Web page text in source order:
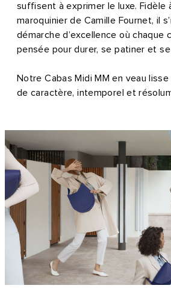
suffisent à exprimer le luxe. Fidèle
maroquinier de Camille Fournet, il
démarche d’excellence où chaque
pensée pour durer, se patiner et
Notre Cabas Midi MM en veau
de caractère, intemporel et